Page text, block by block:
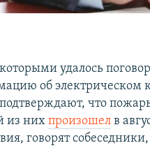
удалось
об электрическом
что
из нихпроизошел в
говорят